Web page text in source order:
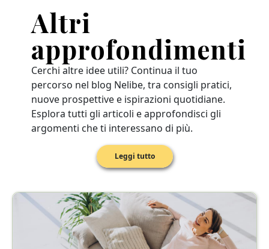
Altri
approfondimenti
Cerchi altre idee utili? Continua il tuo
percorso nel blog Nelibe, tra consigli pratici,
nuove prospettive e ispirazioni quotidiane.
Esplora tutti gli articoli e approfondisci gli
argomenti che ti interessano di più.
Leggi tutto